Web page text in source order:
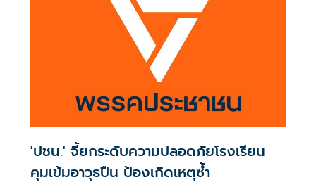
'ปชน.' จี้ยกระดับความปลอดภัยโรงเรียน
คุมเข้มอาวุธปืน ป้องเกิดเหตุซ้ำ